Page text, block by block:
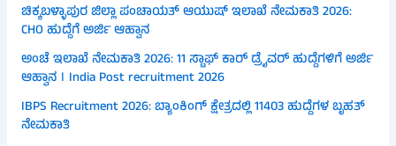
ಚಿಕ್ಕಬಳ್ಳಾಪುರ ಜಿಲ್ಲಾ ಪಂಚಾಯತ್ ಆಯುಷ್ ಇಲಾಖೆ ನೇಮಕಾತಿ 2026:
CHO ಹುದ್ದೆಗೆ ಅರ್ಜಿ ಆಹ್ವಾನ
ಅಂಚೆ ಇಲಾಖೆ ನೇಮಕಾತಿ 2026: 11 ಸ್ಟಾಫ್ ಕಾರ್ ಡ್ರೈವರ್ ಹುದ್ದೆಗಳಿಗೆ ಅರ್ಜಿ
ಆಹ್ವಾನ । India Post recruitment 2026
IBPS Recruitment 2026: ಬ್ಯಾಂಕಿಂಗ್ ಕ್ಷೇತ್ರದಲ್ಲಿ 11403 ಹುದ್ದೆಗಳ ಬೃಹತ್
ನೇಮಕಾತಿ